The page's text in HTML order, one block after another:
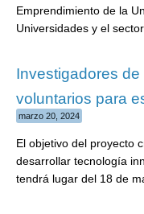
Emprendimiento de la
Universidades y el
Investigadores
voluntarios para
marzo 20, 2024
El objetivo del proyecto
desarrollar tecnología
tendrá lugar del 18 de